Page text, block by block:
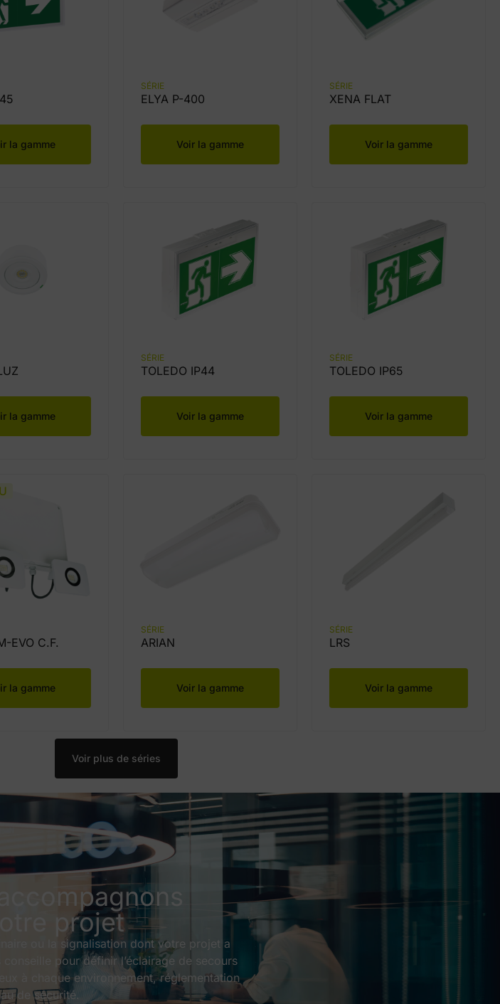
la gamme
SÉRIE
ELYA P-400
Voir la gamme
SÉRIE
XENA FLAT
Voir la gamme
la gamme
SÉRIE
TOLEDO IP44
Voir la gamme
SÉRIE
TOLEDO IP65
Voir la gamme
EVO C.F.
la gamme
SÉRIE
ARIAN
Voir la gamme
SÉRIE
LRS
Voir la gamme
Voir plus de séries
projet
ou la signalisation dont votre projet a
conseille pour définir l’éclairage de secours
à chaque environnement, réglementation
de sécurité.